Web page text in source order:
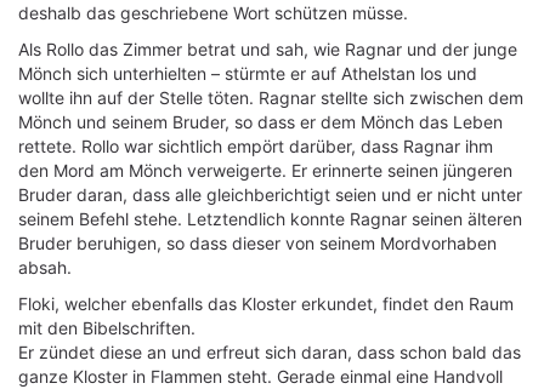
deshalb das geschriebene Wort schützen müsse.
Als Rollo das Zimmer betrat und sah, wie Ragnar und der junge
Mönch sich unterhielten – stürmte er auf Athelstan los und
wollte ihn auf der Stelle töten. Ragnar stellte sich zwischen dem
Mönch und seinem Bruder, so dass er dem Mönch das Leben
rettete. Rollo war sichtlich empört darüber, dass Ragnar ihm
den Mord am Mönch verweigerte. Er erinnerte seinen jüngeren
Bruder daran, dass alle gleichberichtigt seien und er nicht unter
seinem Befehl stehe. Letztendlich konnte Ragnar seinen älteren
Bruder beruhigen, so dass dieser von seinem Mordvorhaben
absah.
Floki, welcher ebenfalls das Kloster erkundet, findet den Raum
mit den Bibelschriften.
Er zündet diese an und erfreut sich daran, dass schon bald das
ganze Kloster in Flammen steht. Gerade einmal eine Handvoll